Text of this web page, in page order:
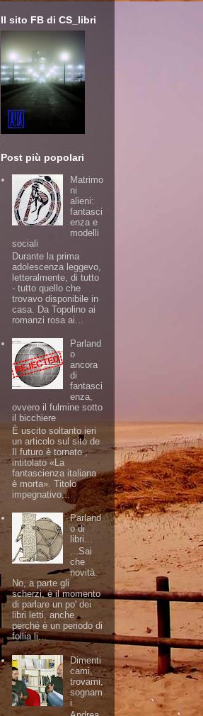
Il sito FB di CS_libri
Post più popolari
Matrimo
ni
alieni:
fantasci
enza e
modelli
sociali
Durante la prima
adolescenza leggevo,
letteralmente, di tutto
- tutto quello che
trovavo disponibile in
casa. Da Topolino ai
romanzi rosa ai...
Parland
o
ancora
di
fantasci
enza,
ovvero il fulmine sotto
il bicchiere
È uscito soltanto ieri
un articolo sul sito de
Il futuro è tornato ,
intitolato «La
fantascienza italiana
è morta». Titolo
impegnativo...
Parland
o di
libri...
...Sai
che
novità.
No, a parte gli
scherzi, è il momento
di parlare un po' dei
libri letti, anche
perché è un periodo di
follia li...
Dimenti
cami,
trovami,
sognam
i